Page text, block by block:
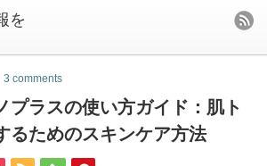
を
3 comments
プラスの使い方ガイド：肌ト
るためのスキンケア方法